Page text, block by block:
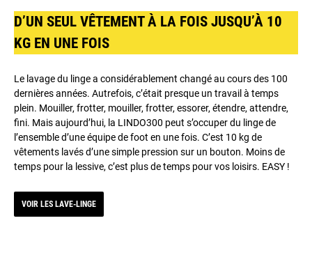
D’UN SEUL VÊTEMENT À LA FOIS JUSQU’À 10
KG EN UNE FOIS
Le lavage du linge a considérablement changé au cours des 100
dernières années. Autrefois, c’était presque un travail à temps
plein. Mouiller, frotter, mouiller, frotter, essorer, étendre, attendre,
fini. Mais aujourd’hui, la LINDO300 peut s’occuper du linge de
l’ensemble d’une équipe de foot en une fois. C’est 10 kg de
vêtements lavés d’une simple pression sur un bouton. Moins de
temps pour la lessive, c’est plus de temps pour vos loisirs. EASY !
VOIR LES LAVE-LINGE